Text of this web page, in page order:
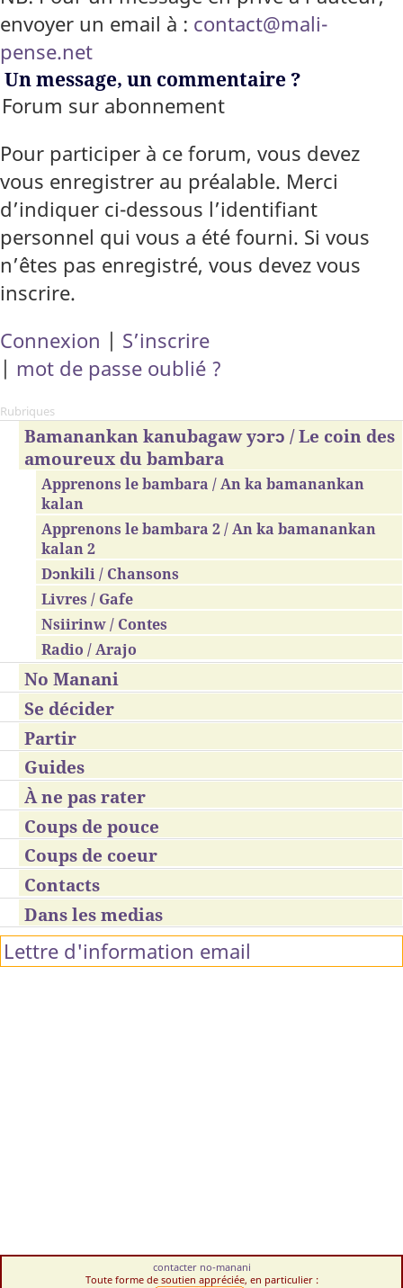
envoyer un email à : contact@mali-
pense.net
Un message, un commentaire ?
Forum sur abonnement
Pour participer à ce forum, vous devez
vous enregistrer au préalable. Merci
d’indiquer ci-dessous l’identifiant
personnel qui vous a été fourni. Si vous
n’êtes pas enregistré, vous devez vous
inscrire.
Connexion | S’inscrire
| mot de passe oublié ?
Rubriques
Bamanankan kanubagaw yɔrɔ / Le coin des
amoureux du bambara
Apprenons le bambara / An ka bamanankan
kalan
Apprenons le bambara 2 / An ka bamanankan
kalan 2
Dɔnkili / Chansons
Livres / Gafe
Nsiirinw / Contes
Radio / Arajo
No Manani
Se décider
Partir
Guides
À ne pas rater
Coups de pouce
Coups de coeur
Contacts
Dans les medias
Lettre d'information email
contacter no-manani
Toute forme de soutien appréciée, en particulier :